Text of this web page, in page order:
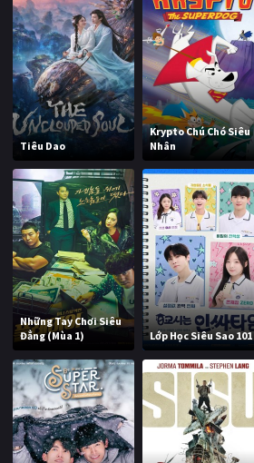
Tiêu Dao
Krypto Chú Chó Siêu
Nhân
Những Tay Chơi Siêu
Đẳng (Mùa 1)
Lớp Học Siêu Sao 101